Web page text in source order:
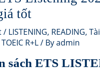
tốt
/ LISTENING, READING,
TOEIC R+L/ Byadmin
sách ETS